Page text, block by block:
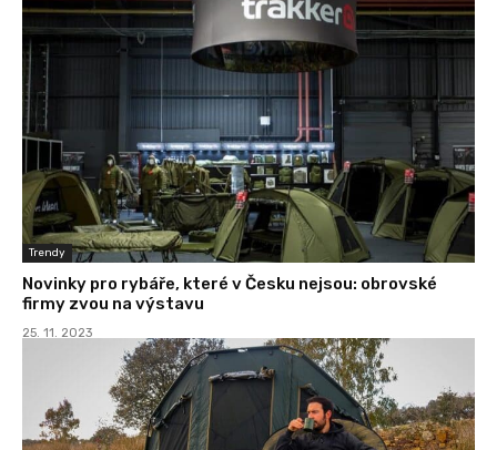
Trendy
Novinky pro rybáře, které v Česku nejsou: obrovské
firmy zvou na výstavu
25. 11. 2023